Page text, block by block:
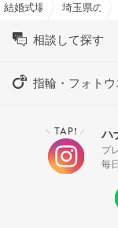
結婚式場を探すならハ
埼玉県の結
相談して探す
指輪・フォト
＼ TAP! ／ ハ
プ
毎